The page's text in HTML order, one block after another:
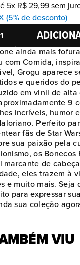
5x R$ 29,99 sem
(5% de desconto)
ainda mais
com Comida,
Grogu aparece
e queridos do
em vinil de
9
incríveis, humor
Perfeito
fãs de Star
sua paixão pela
os Bonecos
marcante de
eles trazem à
e muito mais. Seja
para expressar
sua coleção
VIU